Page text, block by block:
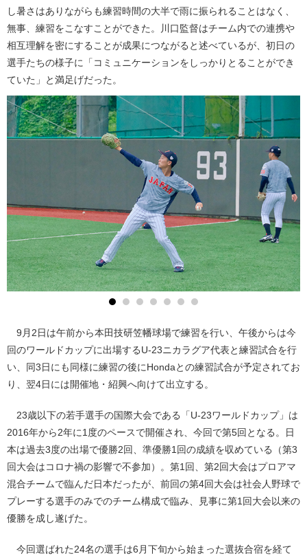
し暑さはありながらも練習時間の大半で雨に振られることはなく、
無事、練習をこなすことができた。川口監督はチーム内での連携や
相互理解を密にすることが成果につながると述べているが、初日の
選手たちの様子に「コミュニケーションをしっかりとることができ
ていた」と満足げだった。
9月2日は午前から本田技研笠幡球場で練習を行い、午後からは今
回のワールドカップに出場するU-23ニカラグア代表と練習試合を行
い、同3日にも同様に練習の後にHondaとの練習試合が予定されてお
り、翌4日には開催地・紹興へ向けて出立する。
23歳以下の若手選手の国際大会である「U-23ワールドカップ」は
2016年から2年に1度のペースで開催され、今回で第5回となる。日
本は過去3度の出場で優勝2回、準優勝1回の成績を収めている（第3
回大会はコロナ禍の影響で不参加）。第1回、第2回大会はプロアマ
混合チームで臨んだ日本だったが、前回の第4回大会は社会人野球で
プレーする選手のみでのチーム構成で臨み、見事に第1回大会以来の
優勝を成し遂げた。
今回選ばれた24名の選手は6月下旬から始まった選抜合宿を経て